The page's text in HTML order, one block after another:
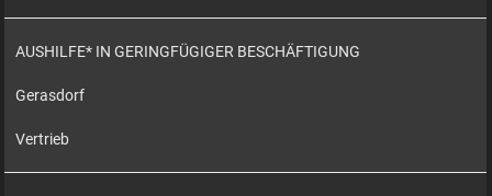
AUSHILFE* IN GERINGFÜGIGER BESCHÄFTIGUNG
Gerasdorf
Vertrieb